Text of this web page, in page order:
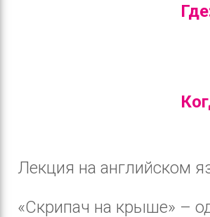
Лекция на английском
«Скрипач на крыше» –